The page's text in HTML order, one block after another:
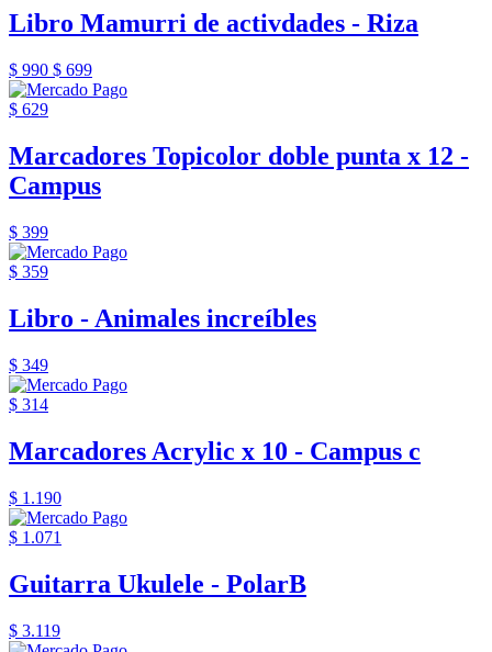
Libro Mamurri de activdades - Riza
$ 990 $ 699
$ 629
Marcadores Topicolor doble punta x 12 -
Campus
$ 399
$ 359
Libro - Animales increíbles
$ 349
$ 314
Marcadores Acrylic x 10 - Campus c
$ 1.190
$ 1.071
Guitarra Ukulele - PolarB
$ 3.119